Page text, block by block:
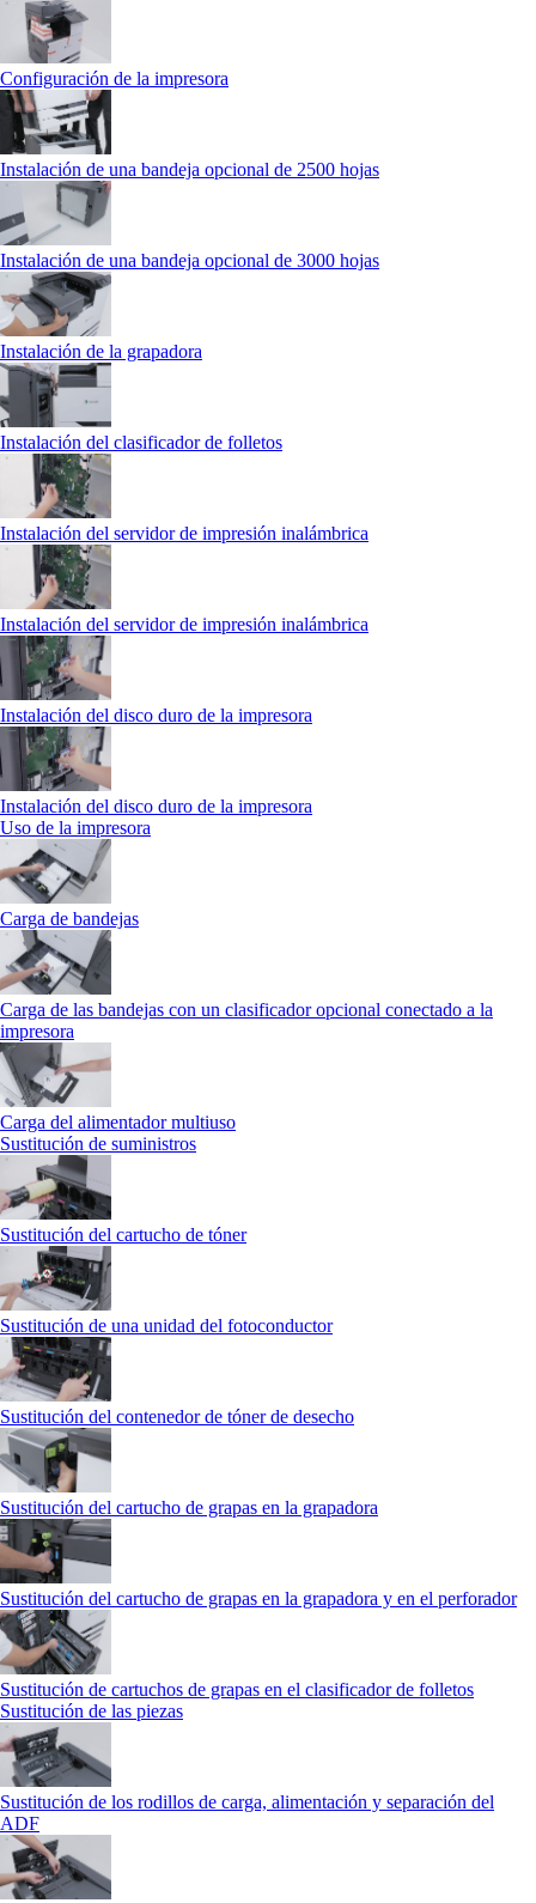
Configuración de la impresora
Instalación de una bandeja opcional de 2500 hojas
Instalación de una bandeja opcional de 3000 hojas
Instalación de la grapadora
Instalación del clasificador de folletos
Instalación del servidor de impresión inalámbrica
Instalación del servidor de impresión inalámbrica
Instalación del disco duro de la impresora
Instalación del disco duro de la impresora
Uso de la impresora
Carga de bandejas
Carga de las bandejas con un clasificador opcional conectado a la
impresora
Carga del alimentador multiuso
Sustitución de suministros
Sustitución del cartucho de tóner
Sustitución de una unidad del fotoconductor
Sustitución del contenedor de tóner de desecho
Sustitución del cartucho de grapas en la grapadora
Sustitución del cartucho de grapas en la grapadora y en el perforador
Sustitución de cartuchos de grapas en el clasificador de folletos
Sustitución de las piezas
Sustitución de los rodillos de carga, alimentación y separación del
ADF